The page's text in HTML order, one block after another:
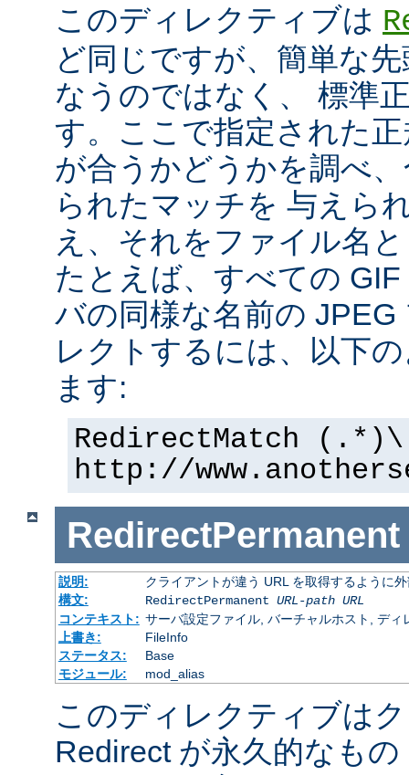
このディレクティブは
ど同じですが、簡単な
なうのではなく、 標準
す。ここで指定された
が合うかどうかを調べ
られたマッチを 与えら
え、それをファイル名
たとえば、すべての
バの同様な名前の
レクトするには、以下
ます:
RedirectMatch
http://
RedirectPermanent
説明:
クライアントが違う URL を取得するように
構文:
RedirectPermanent URL-path URL
コンテキスト: サーバ設定ファイル, バーチャルホスト, ディ
上書き:
FileInfo
ステータス:
Base
モジュール:
mod_alias
このディレクティブは
Redirect が永久的なも